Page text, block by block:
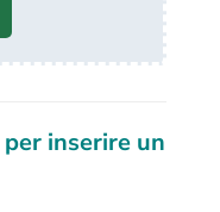
inserire un